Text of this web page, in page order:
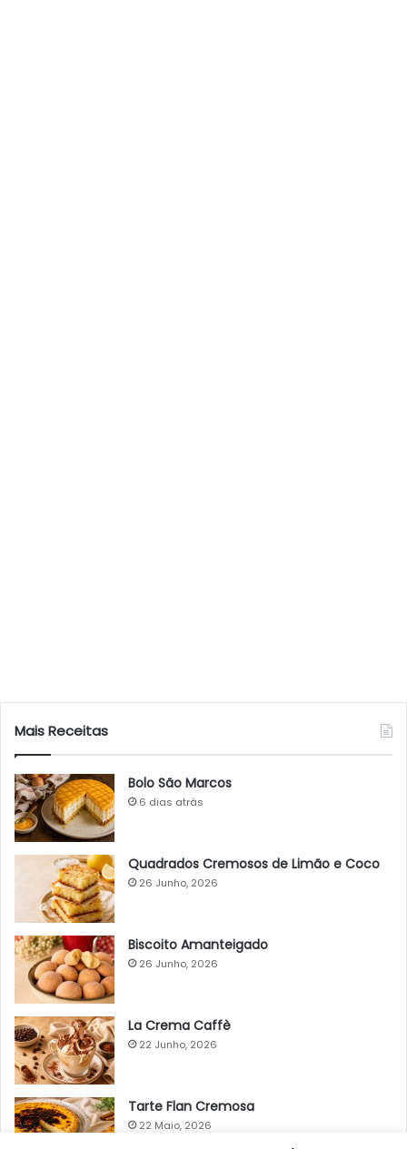
Mais Receitas
Bolo São Marcos
6 dias atrás
Quadrados Cremosos de Limão e Coco
26 Junho, 2026
Biscoito Amanteigado
26 Junho, 2026
La Crema Caffè
22 Junho, 2026
Tarte Flan Cremosa
22 Maio, 2026